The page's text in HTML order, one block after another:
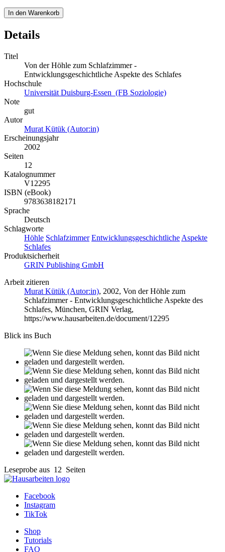
In den Warenkorb
Details
Titel
Von der Höhle zum Schlafzimmer -
Entwicklungsgeschichtliche Aspekte des Schlafes
Hochschule
Universität Duisburg-Essen (FB Soziologie)
Note
gut
Autor
Murat Kütük (Autor:in)
Erscheinungsjahr
2002
Seiten
12
Katalognummer
V12295
ISBN (eBook)
9783638182171
Sprache
Deutsch
Schlagworte
Höhle Schlafzimmer Entwicklungsgeschichtliche Aspekte
Schlafes
Produktsicherheit
GRIN Publishing GmbH
Arbeit zitieren
Murat Kütük (Autor:in), 2002, Von der Höhle zum
Schlafzimmer - Entwicklungsgeschichtliche Aspekte des
Schlafes, München, GRIN Verlag,
https://www.hausarbeiten.de/document/12295
Blick ins Buch
Leseprobe aus 12 Seiten
Facebook
Instagram
TikTok
Shop
FAQ
Zahlung & Versand
Über uns
Datenschutz
AGB
Impressum